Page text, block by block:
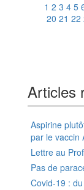
1 2 3 4 5
20 21 22
Articles
Aspirine
par le vaccin
Lettre au
Pas de
Covid-19 :